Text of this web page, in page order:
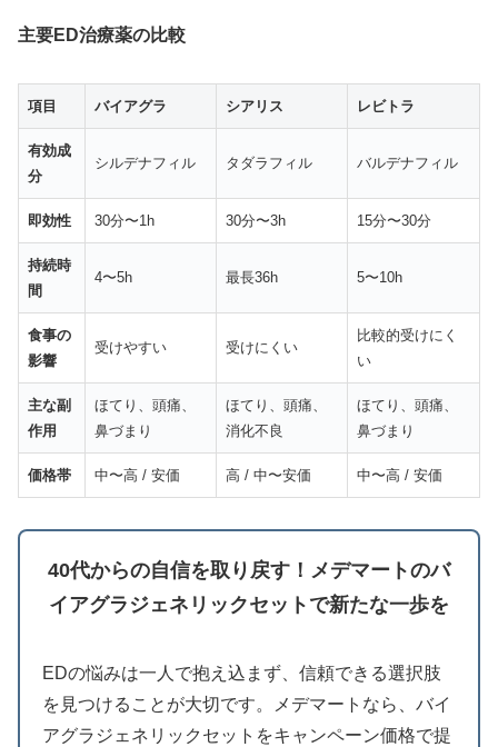
主要ED治療薬の比較
項目 バイアグラ シアリス レビトラ
有効成
分
シルデナフィル タダラフィル バルデナフィル
即効性 30分〜1h 30分〜3h 15分〜30分
持続時
間
4〜5h 最長36h 5〜10h
食事の
影響
受けやすい 受けにくい
比較的受けにく
い
主な副
作用
ほてり、頭痛、
鼻づまり
ほてり、頭痛、
消化不良
ほてり、頭痛、
鼻づまり
価格帯 中〜高 / 安価 高 / 中〜安価 中〜高 / 安価
40代からの自信を取り戻す！メデマートのバ
イアグラジェネリックセットで新たな一歩を
EDの悩みは一人で抱え込まず、信頼できる選択肢
を見つけることが大切です。メデマートなら、バイ
アグラジェネリックセットをキャンペーン価格で提